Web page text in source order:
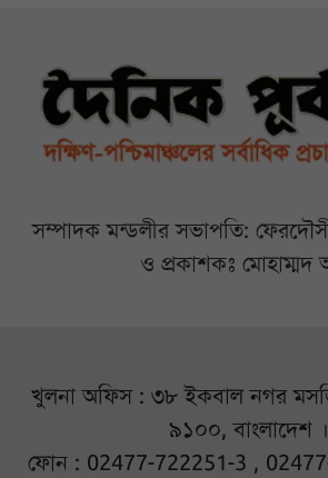
সম্পাদক মন্ডলীর সভাপতি:
ও প্রকাশকঃ মোহাম্মদ
খুলনা অফিস : ৩৮ ইকবাল নগর
৯১০০, বাংলাদেশ ।
ফোন : 02477-722251-3 ,